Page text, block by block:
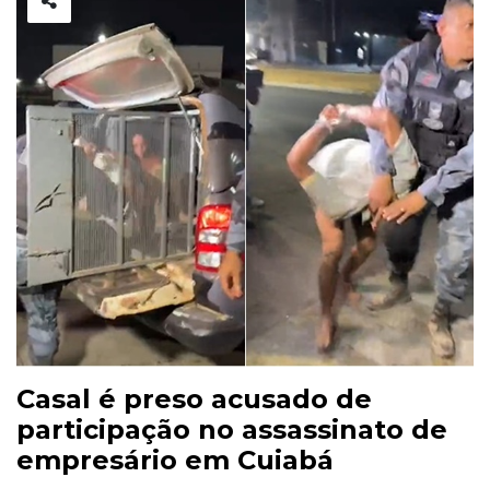
Casal é preso acusado de
participação no assassinato de
empresário em Cuiabá